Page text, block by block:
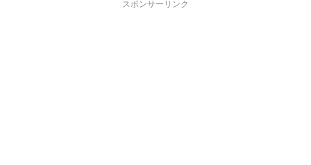
スポンサーリンク